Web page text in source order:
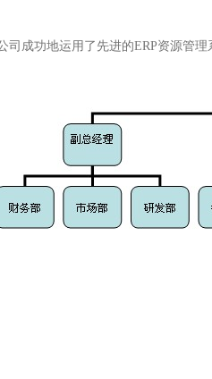
成功地运用了先进的ERP资源管理